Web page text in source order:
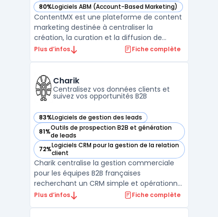
80%Logiciels ABM (Account-Based Marketing)
— voir ContentMX dans cette catégorie
ContentMX est une plateforme de content
marketing destinée à centraliser la
création, la curation et la diffusion de
contenus dans un contexte de réseaux de
consultants rencontrent la question de
maintenir une communication ré ...
Plus d’infos Fiche complète
Charik
Centralisez vos données clients et
suivez vos opportunités B2B
83%Logiciels de gestion des leads
— voir Charik dans cette catégorie
81%Outils de prospection B2B et génération
de leads
— voir Charik dans cette catégorie
72%Logiciels CRM pour la gestion de la relation
client
— voir Charik dans cette catégorie
Charik centralise la gestion commerciale
pour les équipes B2B françaises
recherchant un CRM simple et opérationnel
couvrant toutes les étapes, de la gestion de
Plus d’infos Fiche complète